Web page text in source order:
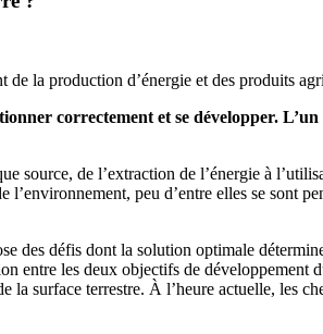
de la production d’énergie et des produits
correctement et se développer.
source, de l’extraction de l’énergie à
peu d’entre elles se sont
des défis dont la solution optimale
entre les deux objectifs de
surface terrestre. À l’heure actuelle, les